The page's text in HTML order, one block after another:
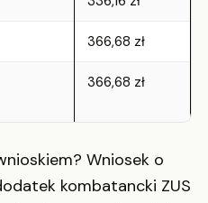
366,68 zł
366,68 zł
Wniosek o
kombatancki ZUS